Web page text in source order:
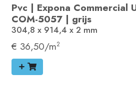
Pvc | Expona Commercial
COM-5057 | grijs
304,8 x 914,4 x 2 mm
€ 36,50/m2